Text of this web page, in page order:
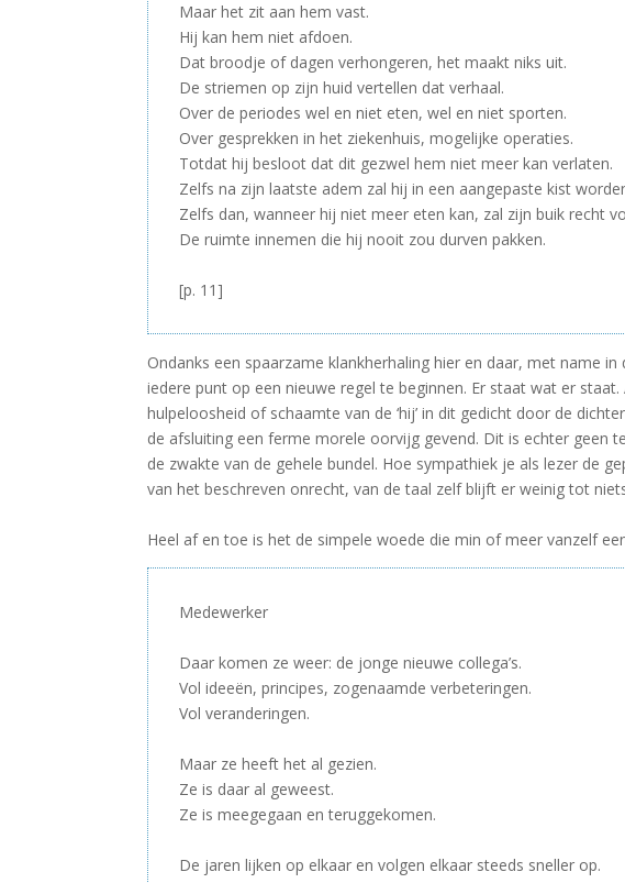
Maar het zit aan hem vast.
Hij kan hem niet afdoen.
Dat broodje of dagen verhongeren, het maakt niks uit.
De striemen op zijn huid vertellen dat verhaal.
Over de periodes wel en niet eten, wel en niet sporten.
Over gesprekken in het ziekenhuis, mogelijke operaties.
Totdat hij besloot dat dit gezwel hem niet meer kan verlaten.
Zelfs na zijn laatste adem zal hij in een aangepaste kist
Zelfs dan, wanneer hij niet meer eten kan, zal zijn buik recht
De ruimte innemen die hij nooit zou durven pakken.
[p. 11]
Ondanks een spaarzame klankherhaling hier en daar, met name
iedere punt op een nieuwe regel te beginnen. Er staat wat er
hulpeloosheid of schaamte van de ‘hij’ in dit gedicht door de
de afsluiting een ferme morele oorvijg gevend. Dit is echter geen
de zwakte van de gehele bundel. Hoe sympathiek je als lezer de
van het beschreven onrecht, van de taal zelf blijft er weinig tot
Heel af en toe is het de simpele woede die min of meer vanzelf
Medewerker
Daar komen ze weer: de jonge nieuwe collega’s.
Vol ideeën, principes, zogenaamde verbeteringen.
Vol veranderingen.
Maar ze heeft het al gezien.
Ze is daar al geweest.
Ze is meegegaan en teruggekomen.
De jaren lijken op elkaar en volgen elkaar steeds sneller op.